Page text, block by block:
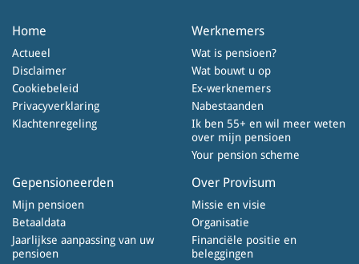
Home
Actueel
Disclaimer
Cookiebeleid
Privacyverklaring
Klachtenregeling
Werknemers
Wat is pensioen?
Wat bouwt u op
Ex-werknemers
Nabestaanden
Ik ben 55+ en wil meer weten
over mijn pensioen
Your pension scheme
Gepensioneerden
Mijn pensioen
Betaaldata
Jaarlijkse aanpassing van uw
pensioen
Over Provisum
Missie en visie
Organisatie
Financiële positie en
beleggingen